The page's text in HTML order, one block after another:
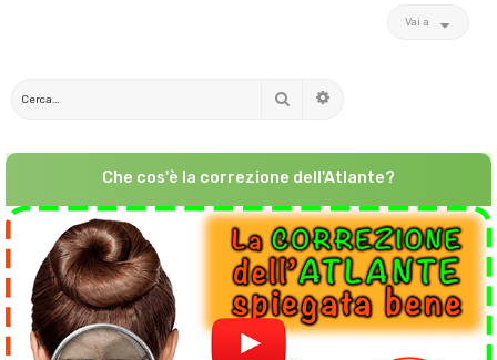
Vai a
Cerca
Che cos'è la correzione dell'Atlante?